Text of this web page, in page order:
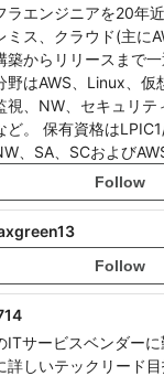
ラエンジニアを20年
ミス、クラウド(主に
築からリリースまで一
野はAWS、Linux、仮
視、NW、セキュリテ
ど。 保有資格は
、SA、SCおよび
Follow
Follow
ITサービスベンダー
詳しいテックリード